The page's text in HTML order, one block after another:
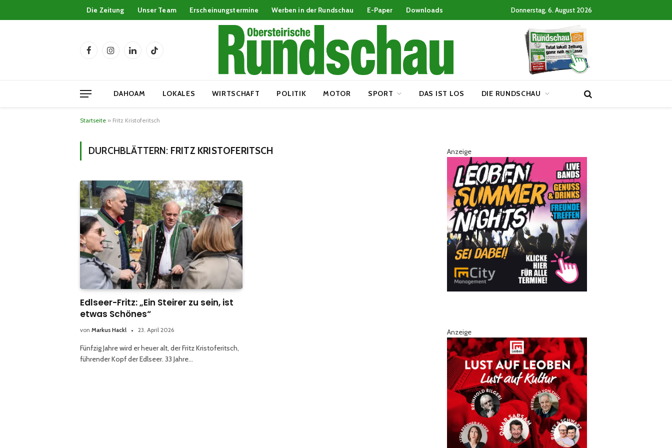
Die Zeitung Unser Team Erscheinungstermine Werben in der Rundschau E-Paper Downloads Donnerstag, 6. August 2026
FacebookInstagramLinkedInTikTok
DAHOAM LOKALES WIRTSCHAFT POLITIK MOTOR SPORT DAS IST LOS DIE RUNDSCHAU
Startseite » Fritz Kristoferitsch
DURCHBLÄTTERN: FRITZ KRISTOFERITSCH
Edlseer-Fritz: „Ein Steirer zu sein, ist
etwas Schönes“
von Markus Hackl 23. April 2026
Fünfzig Jahre wird er heuer alt, der Fritz Kristoferitsch,
führender Kopf der Edlseer. 33 Jahre…
Anzeige
Anzeige